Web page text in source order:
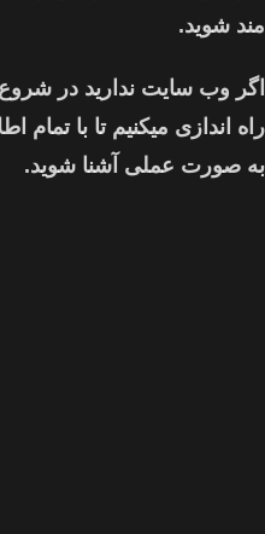
مند شوید.
اگر وب سایت ندارید در
راه اندازی میکنیم تا با تمام
به صورت عملی آشنا شوید.